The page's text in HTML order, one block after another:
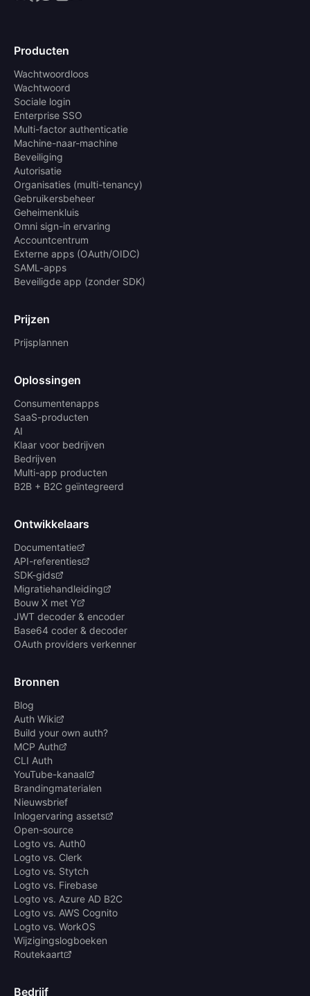
Producten
Wachtwoordloos
Wachtwoord
Sociale login
Enterprise SSO
Multi-factor authenticatie
Machine-naar-machine
Beveiliging
Autorisatie
Organisaties (multi-tenancy)
Gebruikersbeheer
Geheimenkluis
Omni sign-in ervaring
Accountcentrum
Externe apps (OAuth/OIDC)
SAML-apps
Beveiligde app (zonder SDK)
Prijzen
Prijsplannen
Oplossingen
Consumentenapps
SaaS-producten
AI
Klaar voor bedrijven
Bedrijven
Multi-app producten
B2B + B2C geïntegreerd
Ontwikkelaars
Documentatie
API-referenties
SDK-gids
Migratiehandleiding
Bouw X met Y
JWT decoder & encoder
Base64 coder & decoder
OAuth providers verkenner
Bronnen
Blog
Auth Wiki
Build your own auth?
MCP Auth
CLI Auth
YouTube-kanaal
Brandingmaterialen
Nieuwsbrief
Inlogervaring assets
Open-source
Logto vs. Auth0
Logto vs. Clerk
Logto vs. Stytch
Logto vs. Firebase
Logto vs. Azure AD B2C
Logto vs. AWS Cognito
Logto vs. WorkOS
Wijzigingslogboeken
Routekaart
Bedrijf